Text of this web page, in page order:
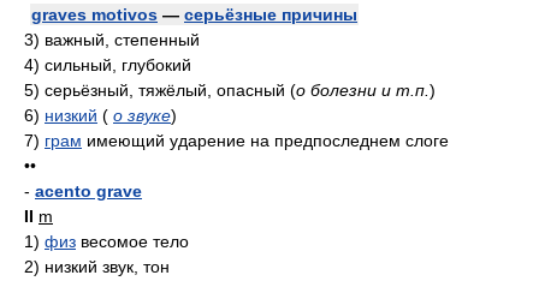
graves motivos — серьёзные причины
3) важный, степенный
4) сильный, глубокий
5) серьёзный, тяжёлый, опасный (о болезни и т.п. )
6) низкий ( о звуке)
7) грам имеющий ударение на предпоследнем слоге
••
- acento grave
II m
1) физ весомое тело
2) низкий звук, тон